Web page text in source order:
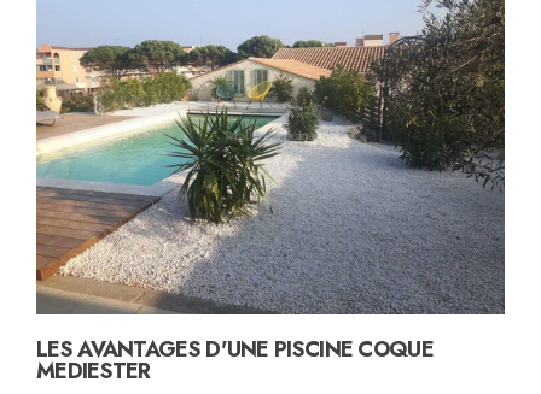
LES AVANTAGES D'UNE PISCINE COQUE
MEDIESTER